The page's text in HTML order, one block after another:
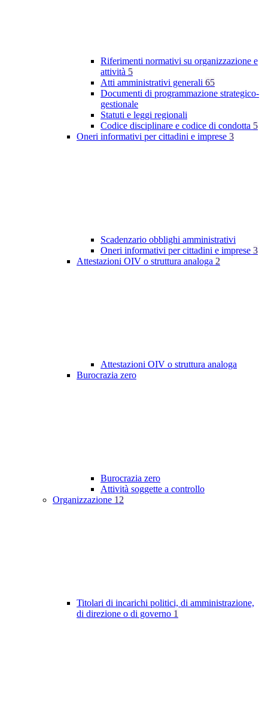
Riferimenti normativi su organizzazione e
attività 5
Atti amministrativi generali 65
Documenti di programmazione strategico-
gestionale
Statuti e leggi regionali
Codice disciplinare e codice di condotta 5
Oneri informativi per cittadini e imprese 3
Scadenzario obblighi amministrativi
Oneri informativi per cittadini e imprese 3
Attestazioni OIV o struttura analoga 2
Attestazioni OIV o struttura analoga
Burocrazia zero
Burocrazia zero
Attività soggette a controllo
Organizzazione 12
Titolari di incarichi politici, di amministrazione,
di direzione o di governo 1